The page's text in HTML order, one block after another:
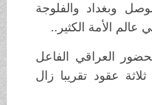
وبغداد والفلوجة
الأمة الكثير..
العراقي الفاعل
عقود تقريبا زال